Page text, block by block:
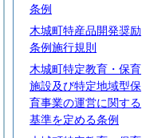
条例
木城町特産品開発奨励
条例施行規則
木城町特定教育・保育
施設及び特定地域型保
育事業の運営に関する
基準を定める条例